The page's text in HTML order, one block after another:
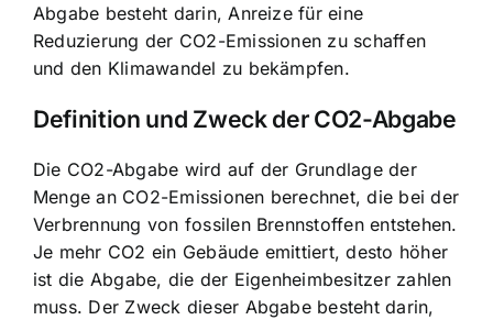
Abgabe besteht darin, Anreize für eine
Reduzierung der CO2-Emissionen zu schaffen
und den Klimawandel zu bekämpfen.
Definition und Zweck der CO2-Abgabe
Die CO2-Abgabe wird auf der Grundlage der
Menge an CO2-Emissionen berechnet, die bei der
Verbrennung von fossilen Brennstoffen entstehen.
Je mehr CO2 ein Gebäude emittiert, desto höher
ist die Abgabe, die der Eigenheimbesitzer zahlen
muss. Der Zweck dieser Abgabe besteht darin,